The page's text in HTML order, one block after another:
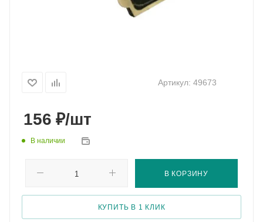
Артикул: 49673
156 ₽/шт
В наличии
В КОРЗИНУ
КУПИТЬ В 1 КЛИК